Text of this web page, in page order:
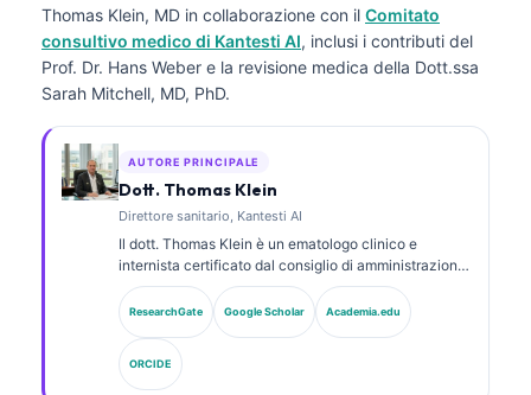
Thomas Klein, MD in collaborazione con il Comitato
consultivo medico di Kantesti AI, inclusi i contributi del
Prof. Dr. Hans Weber e la revisione medica della Dott.ssa
Sarah Mitchell, MD, PhD.
AUTORE PRINCIPALE
Dott. Thomas Klein
Direttore sanitario, Kantesti AI
Il dott. Thomas Klein è un ematologo clinico e
internista certificato dal consiglio di amministrazione,
con oltre 15 anni di esperienza in medicina di
laboratorio e analisi clinica assistita da AI. In qualità
di Chief Medical Officer presso Kantesti AI, fornisce
supervisione clinica sull’accuratezza medica della
rete neurale proprietaria. Il dott. Klein ha pubblicato
ResearchGate Google Scholar Academia.edu
ORCIDE